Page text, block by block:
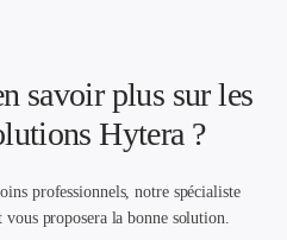
savoir plus sur les
Hytera ?
professionnels, notre spécialiste
vous proposera la bonne solution.